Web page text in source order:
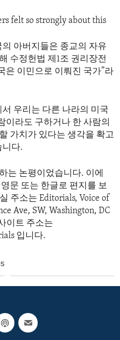
felt so strongly about this
아버지들은 종교의 자유
수정헌법 제1조 권리장전
은 이민으로 이뤄진 국가”라
우리는 다른 나라의 미국
이라도 구하거나 한 사람의
가치가 있다는 생각을 확고
니다.
는 논평이었습니다. 이에
문 또는 한글로 편지를 보
주소는 Editorials, Voice of
Ave, SW, Washington, DC
이트 주소는
입니다.